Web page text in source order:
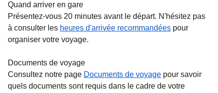
Quand arriver en gare
Présentez-vous 20 minutes avant le départ. N'hésitez pas
à consulter les heures d'arrivée recommandées pour
organiser votre voyage.
Documents de voyage
Consultez notre page Documents de voyage pour savoir
quels documents sont requis dans le cadre de votre